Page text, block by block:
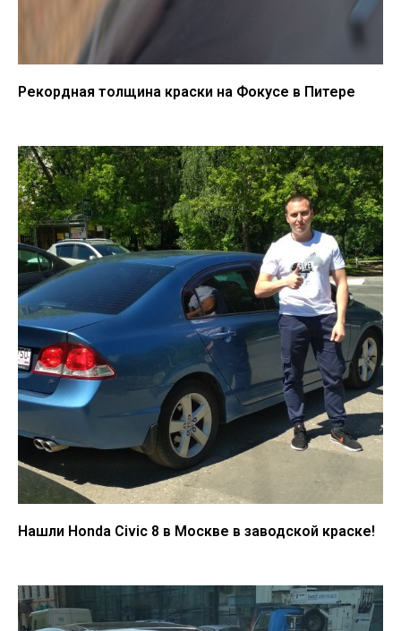
Рекордная толщина краски на Фокусе в Питере
Нашли Honda Civic 8 в Москве в заводской краске!